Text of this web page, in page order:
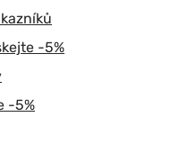
-5%
-5%